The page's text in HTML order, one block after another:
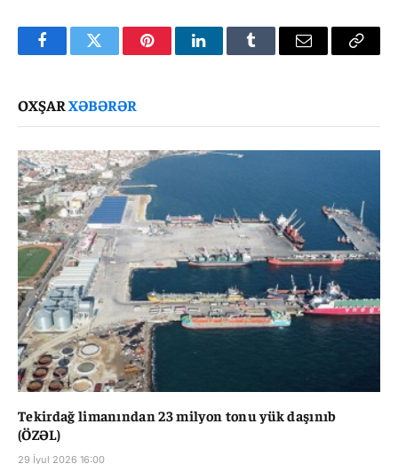
FacebookTwitter PinterestLinkedInTumblr Email
Copy
OXŞARXƏBƏRƏR
Tekirdağ limanından 23 milyon tonu yük daşınıb
(ÖZƏL)
29 İyul 2026 16:00